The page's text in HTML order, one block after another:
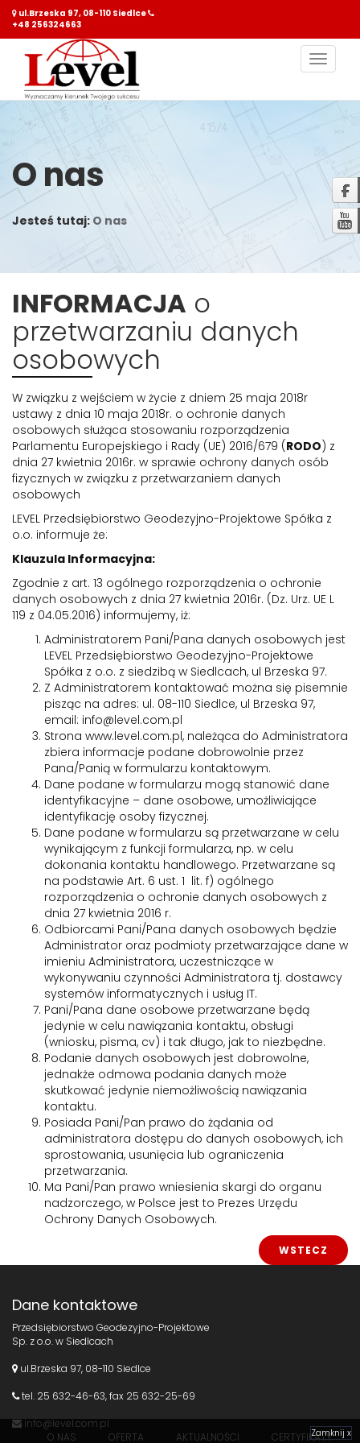
ul.Brzeska 97, 08-110 Siedlce
+48 256324663
O nas
Jesteś tutaj: O nas
INFORMACJA o
przetwarzaniu danych
osobowych
W związku z wejściem w życie z dniem 25 maja 2018r
ustawy z dnia 10 maja 2018r. o ochronie danych
osobowych służąca stosowaniu rozporządzenia
Parlamentu Europejskiego i Rady (UE) 2016/679 (RODO) z
dnia 27 kwietnia 2016r. w sprawie ochrony danych osób
fizycznych w związku z przetwarzaniem danych
osobowych
LEVEL Przedsiębiorstwo Geodezyjno-Projektowe Spółka z
o.o. informuje że:
Klauzula Informacyjna:
Zgodnie z art. 13 ogólnego rozporządzenia o ochronie
danych osobowych z dnia 27 kwietnia 2016r. (Dz. Urz. UE L
119 z 04.05.2016) informujemy, iż:
Administratorem Pani/Pana danych osobowych jest
LEVEL Przedsiębiorstwo Geodezyjno-Projektowe
Spółka z o.o. z siedzibą w Siedlcach, ul Brzeska 97.
Z Administratorem kontaktować można się pisemnie
pisząc na adres: ul. 08-110 Siedlce, ul Brzeska 97,
email: info@level.com.pl
Strona www.level.com.pl, należąca do Administratora
zbiera informacje podane dobrowolnie przez
Pana/Panią w formularzu kontaktowym.
Dane podane w formularzu mogą stanowić dane
identyfikacyjne – dane osobowe, umożliwiające
identyfikację osoby fizycznej.
Dane podane w formularzu są przetwarzane w celu
wynikającym z funkcji formularza, np. w celu
dokonania kontaktu handlowego. Przetwarzane są
na podstawie Art. 6 ust. 1 lit. f) ogólnego
rozporządzenia o ochronie danych osobowych z
dnia 27 kwietnia 2016 r.
Odbiorcami Pani/Pana danych osobowych będzie
Administrator oraz podmioty przetwarzające dane w
imieniu Administratora, uczestniczące w
wykonywaniu czynności Administratora tj. dostawcy
systemów informatycznych i usług IT.
Pani/Pana dane osobowe przetwarzane będą
jedynie w celu nawiązania kontaktu, obsługi
(wniosku, pisma, cv) i tak długo, jak to niezbędne.
Podanie danych osobowych jest dobrowolne,
jednakże odmowa podania danych może
skutkować jedynie niemożliwością nawiązania
kontaktu.
Posiada Pani/Pan prawo do żądania od
administratora dostępu do danych osobowych, ich
sprostowania, usunięcia lub ograniczenia
przetwarzania.
Ma Pani/Pan prawo wniesienia skargi do organu
nadzorczego, w Polsce jest to Prezes Urzędu
Ochrony Danych Osobowych.
WSTECZ
Dane kontaktowe
Przedsiębiorstwo Geodezyjno-Projektowe
Sp. z o.o. w Siedlcach
ul.Brzeska 97, 08-110 Siedlce
tel. 25 632-46-63, fax 25 632-25-69
info@level.com.pl
O NAS
OFERTA AKTUALNOŚCI CERTYFIKATYZamknij x